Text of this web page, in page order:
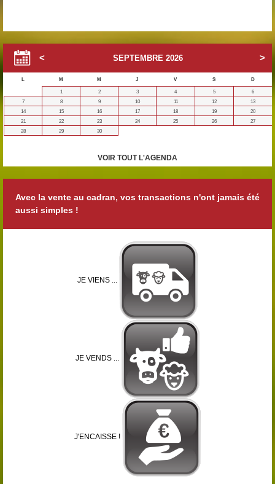
SEPTEMBRE 2026
L M M J V S
D
1
2 3 4 5
6
7
8 9 10 11 12
13
14
15 16 17 18 19
20
21
22 23 24 25 26
27
28
29 30
VOIR TOUT L'AGENDA
Avec la vente au cadran, vos transactions n'ont jamais été
aussi simples !
JE VIENS ...
JE VENDS ...
J'ENCAISSE !